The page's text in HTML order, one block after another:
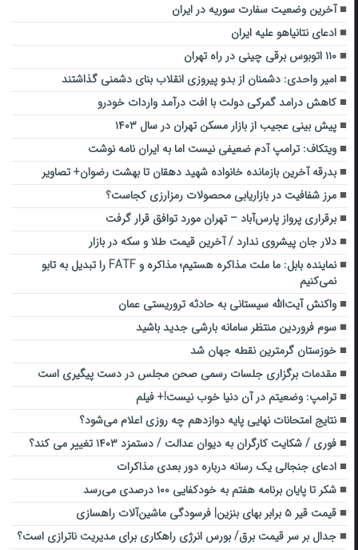
آخرین وضعیت سفارت سوریه در ایران
ادعای نتانیاهو علیه ایران
۱۱۰ اتوبوس برقی چینی در راه تهران
امیر واحدی: دشمنان از بدو پیروزی انقلاب بنای دشمنی گذاشتند
کاهش درامد گمرکی دولت با افت درآمد واردات خودرو
پیش بینی عجیب از بازار مسکن تهران در سال ۱۴۰۳
ویتکاف: ترامپ آدم ضعیفی نیست اما به ایران نامه نوشت
بدرقه آخرین بازمانده خانواده شهید دهقان تا بهشت رضوان+ تصاویر
مرز شفافیت در بازاریابی محصولات رمزارزی کجاست؟
برقراری پرواز پارس‌آباد – تهران مورد توافق قرار گرفت
دلار جان پیشروی ندارد / آخرین قیمت طلا و سکه در بازار
نماینده بابل: ما ملت مذاکره هستیم؛ مذاکره و FATF را تبدیل به تابو
نمی‌کنیم
واکنش آیت‌الله سیستانی به حادثه تروریستی عمان
سوم فروردین منتظر سامانه بارشی جدید باشید
خوزستان گرمترین نقطه جهان شد
مقدمات برگزاری جلسات رسمی صحن مجلس در دست پیگیری است
ترامپ: وضعیتم در آن دنیا خوب نیست!+ فیلم
نتایج امتحانات نهایی پایه دوازدهم چه روزی اعلام می‌شود؟
فوری / شکایت کارگران به دیوان عدالت / دستمزد ۱۴۰۳ تغییر می کند؟
ادعای جنجالی یک رسانه درباره دور بعدی مذاکرات
شکر تا پایان برنامه هفتم به خودکفایی ۱۰۰ درصدی می‌رسد
قیمت قیر ۵ برابر بهای بنزین| فرسودگی ماشین‌آلات راهسازی
جدال بر سر قیمت برق/ بورس انرژی راهکاری برای مدیریت ناترازی است؟